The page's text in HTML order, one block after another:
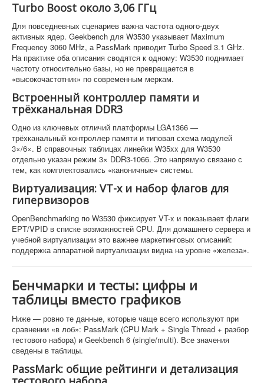
Turbo Boost около 3,06 ГГц
Для повседневных сценариев важна частота одного-двух
активных ядер. Geekbench для W3530 указывает Maximum
Frequency 3060 MHz, а PassMark приводит Turbo Speed 3.1 GHz.
На практике оба описания сводятся к одному: W3530 поднимает
частоту относительно базы, но не превращается в
«высокочастотник» по современным меркам.
Встроенный контроллер памяти и
трёхканальная DDR3
Одно из ключевых отличий платформы LGA1366 —
трёхканальный контроллер памяти и типовая схема модулей
3×/6×. В справочных таблицах линейки W35xx для W3530
отдельно указан режим 3× DDR3-1066. Это напрямую связано с
тем, как комплектовались «каноничные» системы.
Виртуализация: VT-x и набор флагов для
гипервизоров
OpenBenchmarking по W3530 фиксирует VT-x и показывает флаги
EPT/VPID в списке возможностей CPU. Для домашнего сервера и
учебной виртуализации это важнее маркетинговых описаний:
поддержка аппаратной виртуализации видна на уровне «железа».
Бенчмарки и тесты: цифры и
таблицы вместо графиков
Ниже — ровно те данные, которые чаще всего используют при
сравнении «в лоб»: PassMark (CPU Mark + Single Thread + разбор
тестового набора) и Geekbench 6 (single/multi). Все значения
сведены в таблицы.
PassMark: общие рейтинги и детализация